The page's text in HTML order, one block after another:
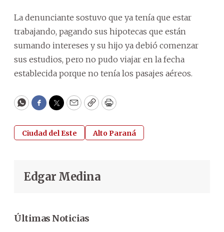
La denunciante sostuvo que ya tenía que estar
trabajando, pagando sus hipotecas que están
sumando intereses y su hijo ya debió comenzar
sus estudios, pero no pudo viajar en la fecha
establecida porque no tenía los pasajes aéreos.
WhatsApp
Facebook
Twitter
EmailCopyPrint
Ciudad del Este Alto Paraná
Edgar Medina
Últimas Noticias